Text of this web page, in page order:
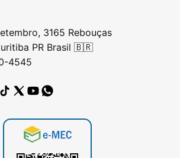
3165 Rebouças
PR Brasil 🇧🇷
4545